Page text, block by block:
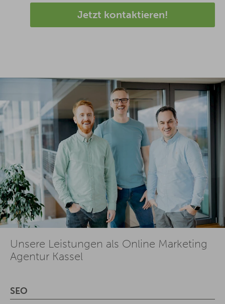
Jetzt kontaktieren!
Unsere Leistungen als Online Marketing
Agentur Kassel
SEO